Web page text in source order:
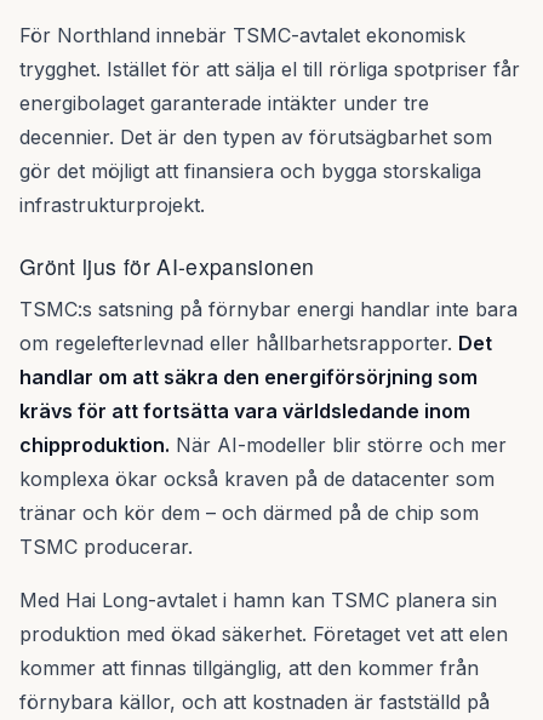
För Northland innebär TSMC-avtalet ekonomisk
trygghet. Istället för att sälja el till rörliga spotpriser får
energibolaget garanterade intäkter under tre
decennier. Det är den typen av förutsägbarhet som
gör det möjligt att finansiera och bygga storskaliga
infrastrukturprojekt.
Grönt ljus för AI-expansionen
TSMC:s satsning på förnybar energi handlar inte bara
om regelefterlevnad eller hållbarhetsrapporter. Det
handlar om att säkra den energiförsörjning som
krävs för att fortsätta vara världsledande inom
chipproduktion. När AI-modeller blir större och mer
komplexa ökar också kraven på de datacenter som
tränar och kör dem – och därmed på de chip som
TSMC producerar.
Med Hai Long-avtalet i hamn kan TSMC planera sin
produktion med ökad säkerhet. Företaget vet att elen
kommer att finnas tillgänglig, att den kommer från
förnybara källor, och att kostnaden är fastställd på